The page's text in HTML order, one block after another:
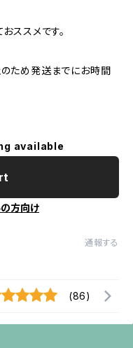
ススメです。
ため発送までにお時間
available
方向け
通報する
(86)